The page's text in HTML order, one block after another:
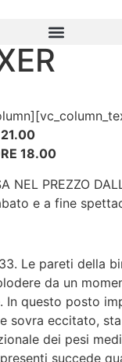
18.00
NEL PREZZO
e a fine
Le pareti della
da un
In questo posto
sovra eccitato,
dei pesi
succede